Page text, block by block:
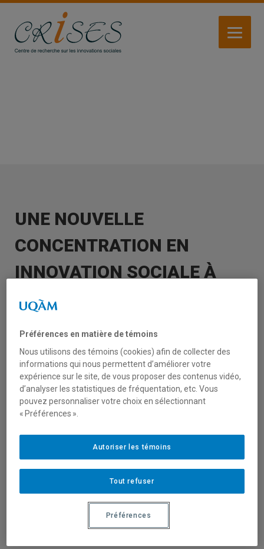
Aller
contenu
principal
UNE NOUVELLE
CONCENTRATION EN
INNOVATION SOCIALE À
L’ESG UQAM DÈS
Bonne nouvelle pour l’innovation sociale !
Dès l’automne 2025, le baccalauréat en
administration de l’École des sciences de la
gestion (ESG UQAM) offrira une
concentration en innovation sociale, en
réponse à une forte demande étudiante.
Ce parcours formera des gestionnaires
capables d’évoluer dans des coopératives,
OBNL, ONG et fondations, avec des cours sur
l’entrepreneuriat social et collectif, la gestion
Préférences en matière de témoins
Nous utilisons des témoins (cookies) afin de collecter des
informations qui nous permettent d’améliorer votre
expérience sur le site, de vous proposer des contenus vidéo,
d’analyser les statistiques de fréquentation, etc. Vous
pouvez personnaliser votre choix en sélectionnant
« Préférences ».
Tout refuser
Autoriser les témoins
Préférences